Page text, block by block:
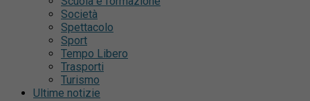
Società
Spettacolo
Sport
Tempo Libero
Trasporti
Turismo
Ultime notizie